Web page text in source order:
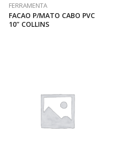
FERRAMENTA
FACAO P/MATO CABO PVC
10” COLLINS